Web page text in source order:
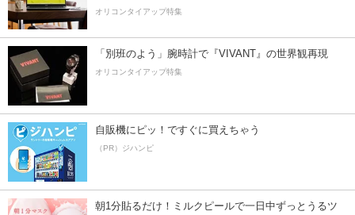
オリコンタイアップ特集
「別班のよう」腕時計で『VIVANT』の世界観再現
オリコンタイアップ特集
自販機にピッ！ですぐに買えちゃう
（PR）ジハンピ
朝1分貼るだけ！ミルクピールで一日中ずっとうるツ